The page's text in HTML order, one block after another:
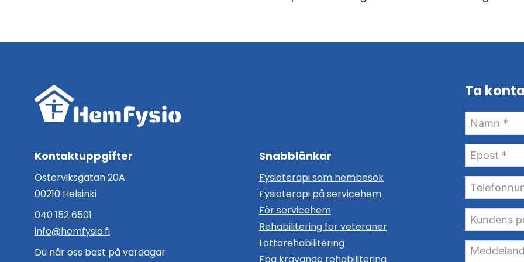
Kontaktuppgifter
Österviksgatan 20A
00210 Helsinki
040 152 6501
info@hemfysio.fi
Du når oss bäst på vardagar
Snabblänkar
Fysioterapi som hembesök
Fysioterapi på servicehem
För servicehem
Rehabilitering för veteraner
Lottarehabilitering
Fpa krävande rehabilitering
Ta